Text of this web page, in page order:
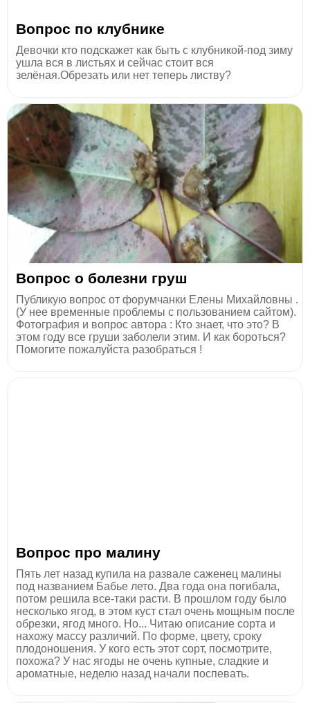
Вопрос по клубнике
Девочки кто подскажет как быть с клубникой-под зиму
ушла вся в листьях и сейчас стоит вся
зелёная.Обрезать или нет теперь листву?
Вопрос о болезни груш
Публикую вопрос от форумчанки Елены Михайловны .
(У нее временные проблемы с пользованием сайтом).
Фотография и вопрос автора : Кто знает, что это? В
этом году все груши заболели этим. И как бороться?
Помогите пожалуйста разобраться !
Вопрос про малину
Пять лет назад купила на развале саженец малины
под названием Бабье лето. Два года она погибала,
потом решила все-таки расти. В прошлом году было
несколько ягод, в этом куст стал очень мощным после
обрезки, ягод много. Но... Читаю описание сорта и
нахожу массу различий. По форме, цвету, сроку
плодоношения. У кого есть этот сорт, посмотрите,
похожа? У нас ягоды не очень купные, сладкие и
ароматные, неделю назад начали поспевать.